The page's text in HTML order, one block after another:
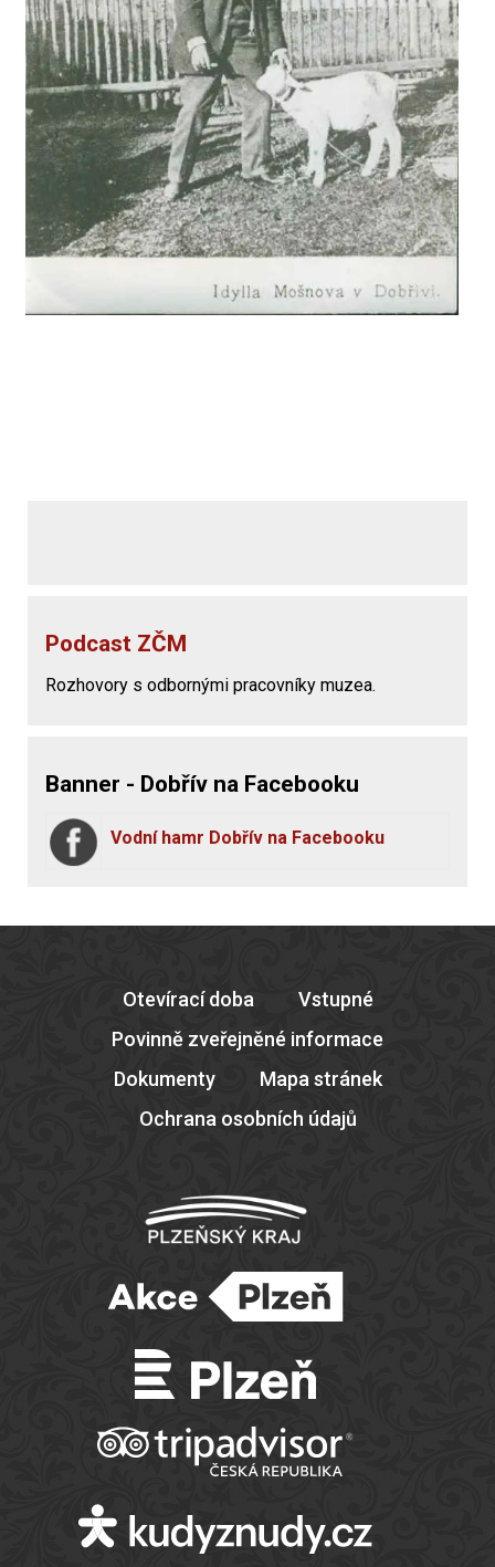
Podcast ZČM
Rozhovory s odbornými pracovníky muzea.
Banner - Dobřív na Facebooku
Vodní hamr Dobřív na Facebooku
Otevírací doba
Vstupné
Povinně zveřejněné informace
Dokumenty
Mapa stránek
Ochrana osobních údajů